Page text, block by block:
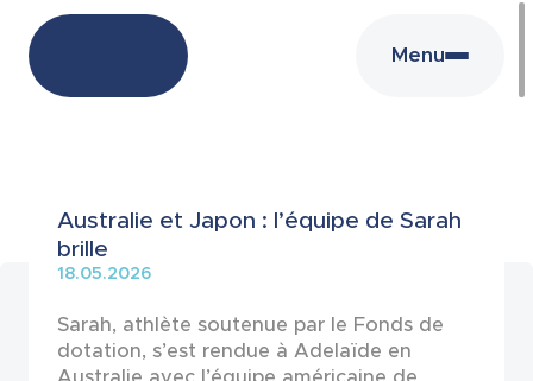
Menu
Actualités
Australie et Japon : l’équipe de Sarah
brille
18.05.2026
Sarah, athlète soutenue par le Fonds de
dotation, s’est rendue à Adelaïde en